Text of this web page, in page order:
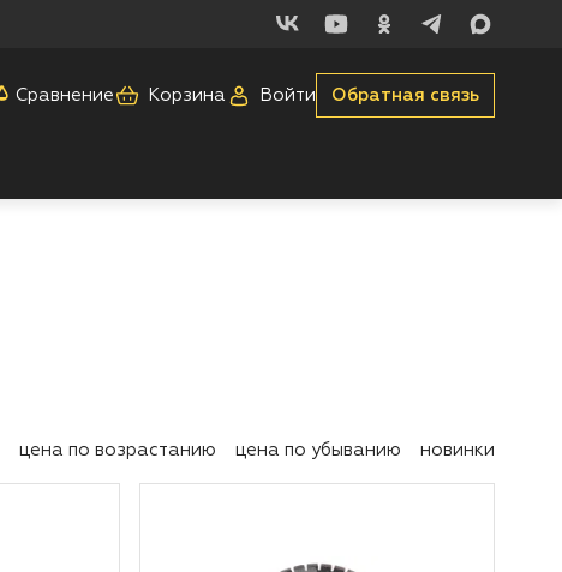
Сравнение Корзина Войти Обратная связь
цена по возрастанию цена по убыванию новинки